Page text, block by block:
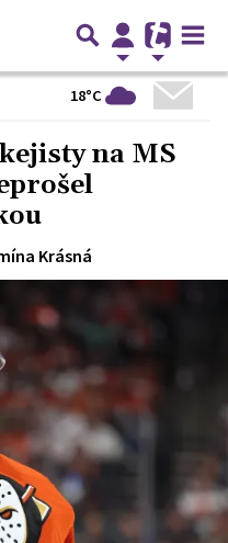
18°C
na MS
Krásná